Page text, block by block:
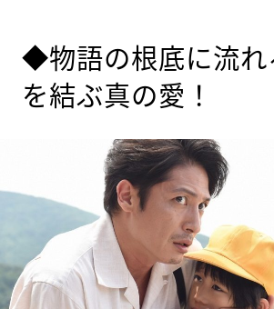
◆物語の根底に流れ
を結ぶ真の愛！